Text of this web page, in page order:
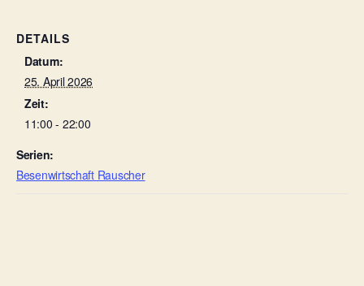
DETAILS
Datum:
25. April 2026
Zeit:
11:00 - 22:00
Serien:
Besenwirtschaft Rauscher